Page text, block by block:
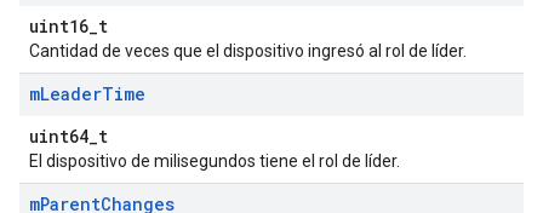
uint16_t
Cantidad de veces que el dispositivo ingresó al rol de líder.
mLeaderTime
uint64_t
El dispositivo de milisegundos tiene el rol de líder.
mParentChanges